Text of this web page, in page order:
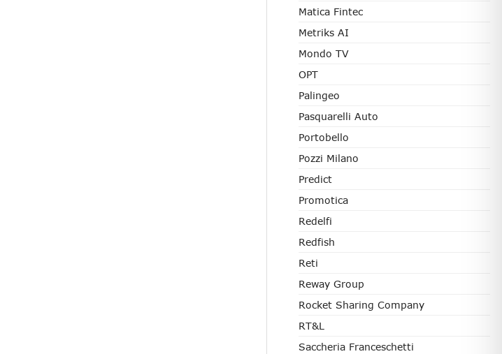
Matica Fintec
Metriks AI
Mondo TV
OPT
Palingeo
Pasquarelli Auto
Portobello
Pozzi Milano
Predict
Promotica
Redelfi
Redfish
Reti
Reway Group
Rocket Sharing Company
RT&L
Saccheria Franceschetti